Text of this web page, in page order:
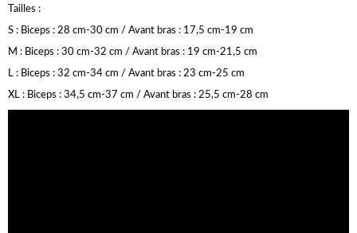
Tailles :
S : Biceps : 28 cm-30 cm / Avant bras : 17,5 cm-19 cm
M : Biceps : 30 cm-32 cm / Avant bras : 19 cm-21,5 cm
L : Biceps : 32 cm-34 cm / Avant bras : 23 cm-25 cm
XL : Biceps : 34,5 cm-37 cm / Avant bras : 25,5 cm-28 cm